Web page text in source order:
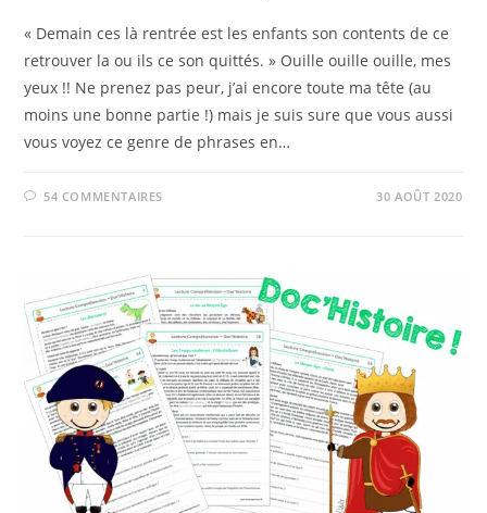
« Demain ces là rentrée est les enfants son contents de ce
retrouver la ou ils ce son quittés. » Ouille ouille ouille, mes
yeux !! Ne prenez pas peur, j’ai encore toute ma tête (au
moins une bonne partie !) mais je suis sure que vous aussi
vous voyez ce genre de phrases en…
54 COMMENTAIRES 30 AOÛT 2020